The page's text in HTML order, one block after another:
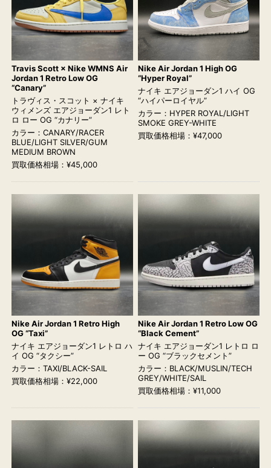
Travis Scott × Nike WMNS Air
Jordan 1 Retro Low OG
“Canary”
トラヴィス・スコット × ナイキ
ウィメンズ エアジョーダン1 レト
ロ ロー OG “カナリー”
カラー：CANARY/RACER
BLUE/LIGHT SILVER/GUM
MEDIUM BROWN
買取価格相場：¥45,000
Nike Air Jordan 1 High OG
“Hyper Royal”
ナイキ エアジョーダン1 ハイ OG
“ハイパーロイヤル”
カラー：HYPER ROYAL/LIGHT
SMOKE GREY-WHITE
買取価格相場：¥47,000
Nike Air Jordan 1 Retro High
OG “Taxi”
ナイキ エアジョーダン1 レトロ ハ
イ OG “タクシー”
カラー：TAXI/BLACK-SAIL
買取価格相場：¥22,000
Nike Air Jordan 1 Retro Low OG
“Black Cement”
ナイキ エアジョーダン1 レトロ ロ
ー OG “ブラックセメント”
カラー：BLACK/MUSLIN/TECH
GREY/WHITE/SAIL
買取価格相場：¥11,000